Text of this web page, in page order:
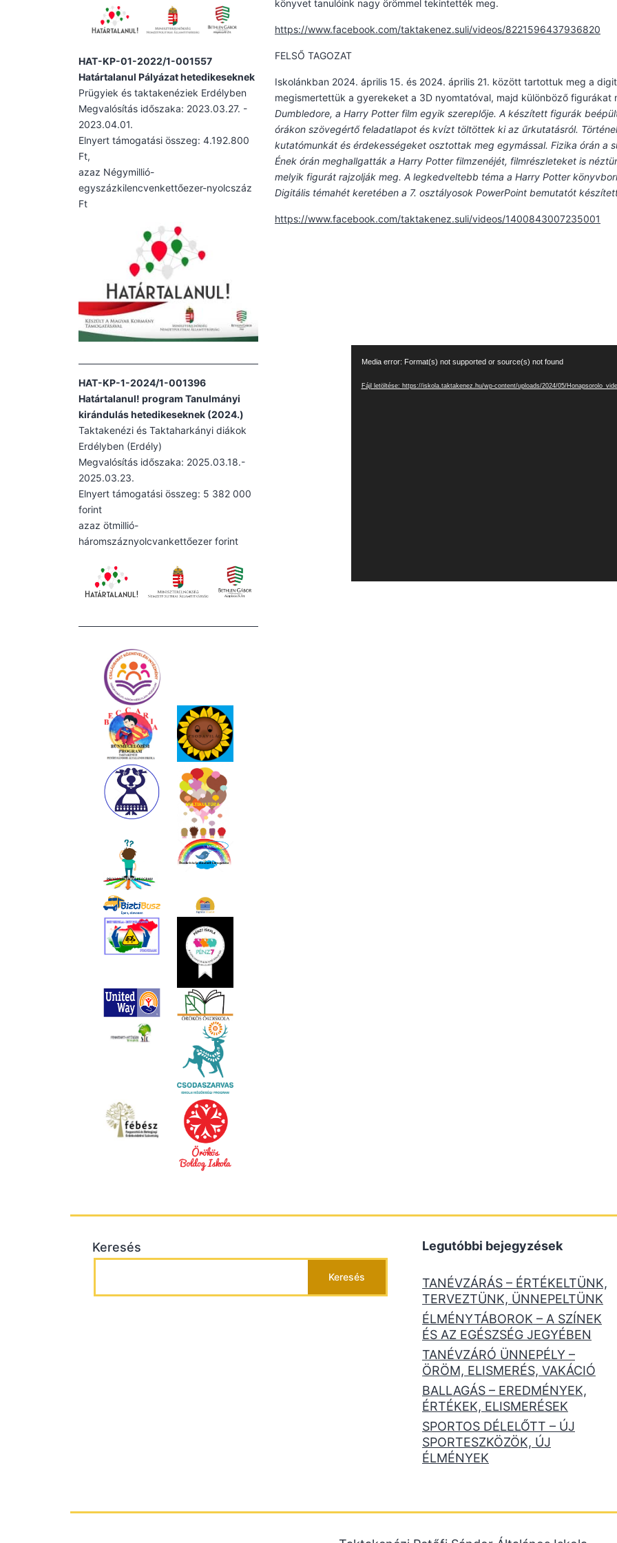
HAT-KP-01-2022/1-001557
Határtalanul Pályázat hetedikeseknek
Prügyiek és taktakenéziek Erdélyben
Megvalósítás időszaka: 2023.03.27. -
2023.04.01.
Elnyert támogatási összeg: 4.192.800
Ft,
azaz Négymillió-
egyszázkilencvenkettőezer-nyolcszáz
Ft
HAT-KP-1-2024/1-001396
Határtalanul! program Tanulmányi
kirándulás hetedikeseknek (2024.)
Taktakenézi és Taktaharkányi diákok
Erdélyben (Erdély)
Megvalósítás időszaka: 2025.03.18.-
2025.03.23.
Elnyert támogatási összeg: 5 382 000
forint
azaz ötmillió-
háromszáznyolcvankettőezer forint
könyvet tanulóink nagy örömmel tekintették meg.
https://www.facebook.com/taktakenez.suli/videos/8221596437936820
FELSŐ TAGOZAT
Iskolánkban 2024. április 15. és 2024. április 21. között tartottuk meg a
megismertettük a gyerekeket a 3D nyomtatóval, majd különböző
Dumbledore, a Harry Potter film egyik szereplője. A készített figurák
órákon szövegértő feladatlapot és kvízt töltöttek ki az űrkutatásról.
kutatómunkát és érdekességeket osztottak meg egymással. Fizika órán a
Ének órán meghallgatták a Harry Potter filmzenéjét, filmrészleteket is
melyik figurát rajzolják meg. A legkedveltebb téma a Harry Potter
Digitális témahét keretében a 7. osztályosok PowerPoint bemutatót
https://www.facebook.com/taktakenez.suli/videos/1400843007235001
Media error: Format(s) not supported or source(s) not found
Fájl letöltése: https://iskola.taktakenez.hu/wp-content/uploads/2024/05/
Keresés
Keresés
Legutóbbi bejegyzések
TANÉVZÁRÁS – ÉRTÉKELTÜNK,
TERVEZTÜNK, ÜNNEPELTÜNK
ÉLMÉNYTÁBOROK – A SZÍNEK
ÉS AZ EGÉSZSÉG JEGYÉBEN
TANÉVZÁRÓ ÜNNEPÉLY –
ÖRÖM, ELISMERÉS, VAKÁCIÓ
BALLAGÁS – EREDMÉNYEK,
ÉRTÉKEK, ELISMERÉSEK
SPORTOS DÉLELŐTT – ÚJ
SPORTESZKÖZÖK, ÚJ
ÉLMÉNYEK